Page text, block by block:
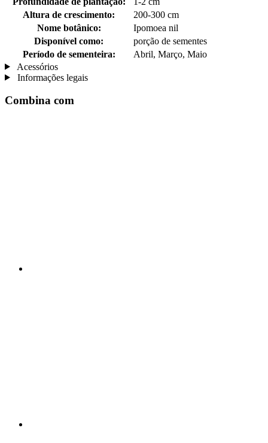
Altura de crescimento:
200-300 cm
Nome botânico:
Ipomoea nil
Disponível como:
porção de sementes
Período de sementeira:
Abril, Março, Maio
Acessórios
Informações legais
Combina com